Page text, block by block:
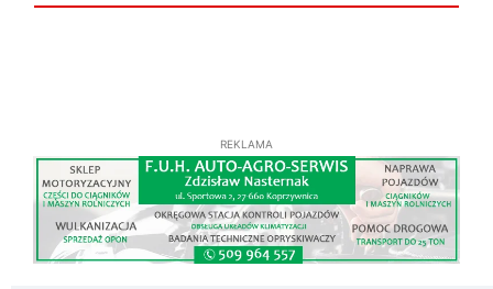
REKLAMA